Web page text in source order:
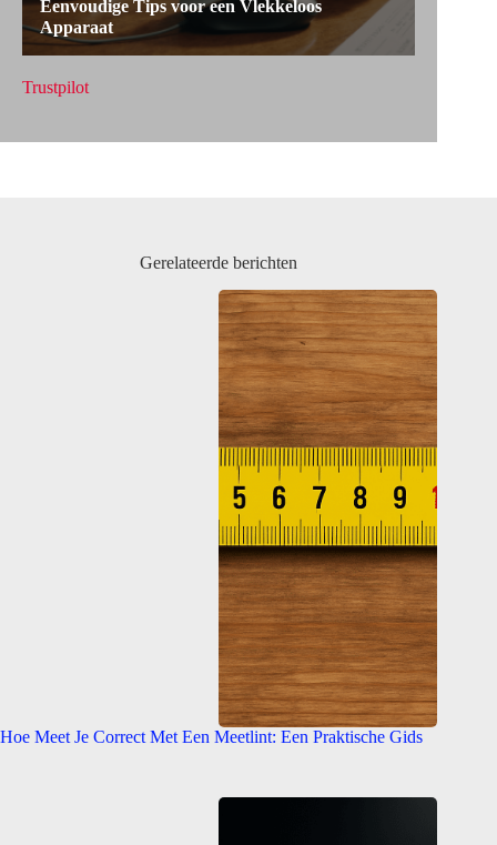
Trustpilot
Gerelateerde berichten
Hoe Meet Je Correct Met Een Meetlint: Een Praktische Gids